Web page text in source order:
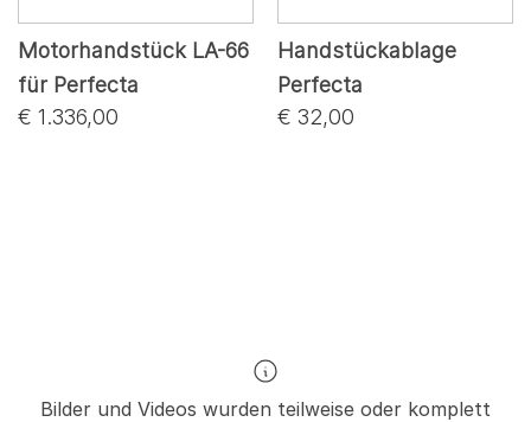
Motorhandstück LA-66
für Perfecta
€ 1.336,00
Handstückablage
Perfecta
€ 32,00
Bilder und Videos wurden teilweise oder komplett